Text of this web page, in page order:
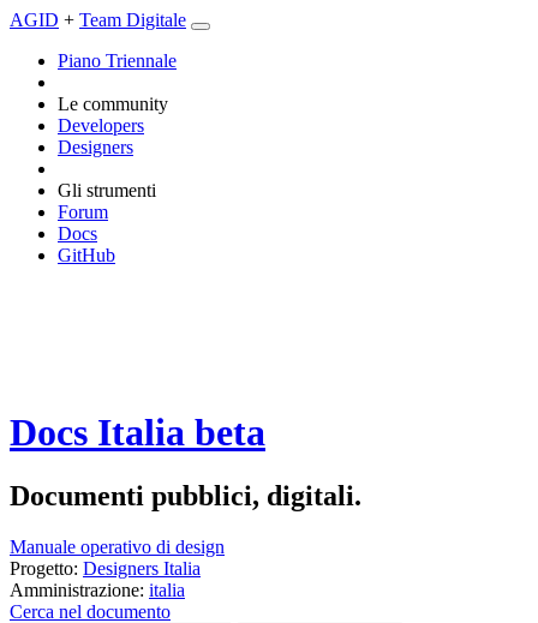
AGID + Team Digitale
Piano Triennale
Le community
Developers
Designers
Gli strumenti
Forum
Docs
GitHub
Docs Italia beta
Documenti pubblici, digitali.
Manuale operativo di design
Progetto: Designers Italia
Amministrazione: italia
Cerca nel documento